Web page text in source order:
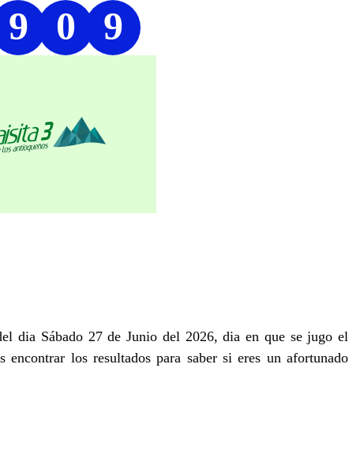
9 0 9
dia Sábado 27 de Junio del 2026, dia en que se jugo el
los resultados para saber si eres un afortunado